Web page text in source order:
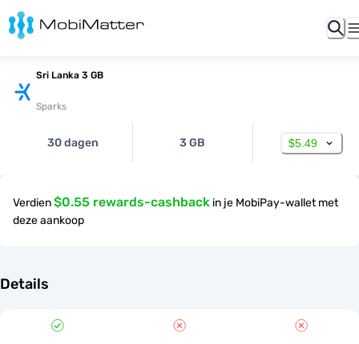
Sri Lanka 3 GB
Sparks
30 dagen 3 GB $5.49
Verdien$0.55 rewards-cashback in je MobiPay-wallet met
deze aankoop
Details